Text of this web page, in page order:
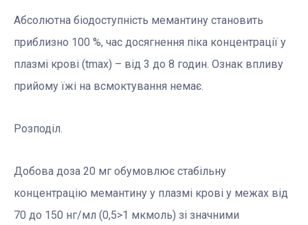
Абсолютна біодоступність мемантину становить
приблизно 100 %, час досягнення піка концентрації у
плазмі крові (tmax) – від 3 до 8 годин. Ознак впливу
прийому їжі на всмоктування немає.
Розподіл.
Добова доза 20 мг обумовлює стабільну
концентрацію мемантину у плазмі крові у межах від
70 до 150 нг/мл (0,5>1 мкмоль) зі значними